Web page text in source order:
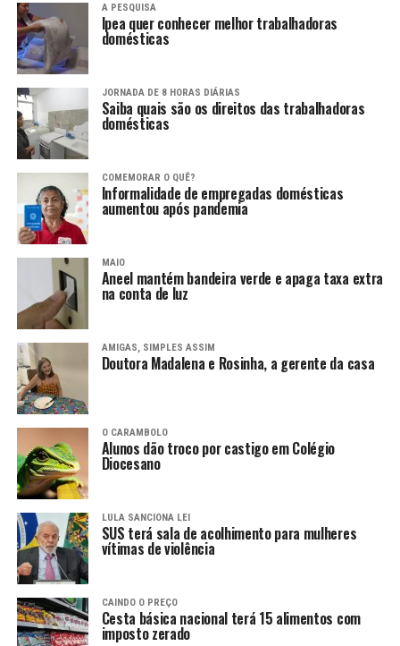
A PESQUISA
Ipea quer conhecer melhor trabalhadoras
domésticas
JORNADA DE 8 HORAS DIÁRIAS
Saiba quais são os direitos das trabalhadoras
domésticas
COMEMORAR O QUÊ?
Informalidade de empregadas domésticas
aumentou após pandemia
MAIO
Aneel mantém bandeira verde e apaga taxa extra
na conta de luz
AMIGAS, SIMPLES ASSIM
Doutora Madalena e Rosinha, a gerente da casa
O CARAMBOLO
Alunos dão troco por castigo em Colégio
Diocesano
LULA SANCIONA LEI
SUS terá sala de acolhimento para mulheres
vítimas de violência
CAINDO O PREÇO
Cesta básica nacional terá 15 alimentos com
imposto zerado